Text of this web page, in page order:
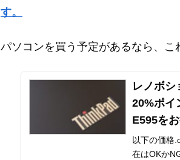
す。
パソコンを買う予定があるなら、
レノボシ
20%ポ
E595を
以下の価格
在はOKか